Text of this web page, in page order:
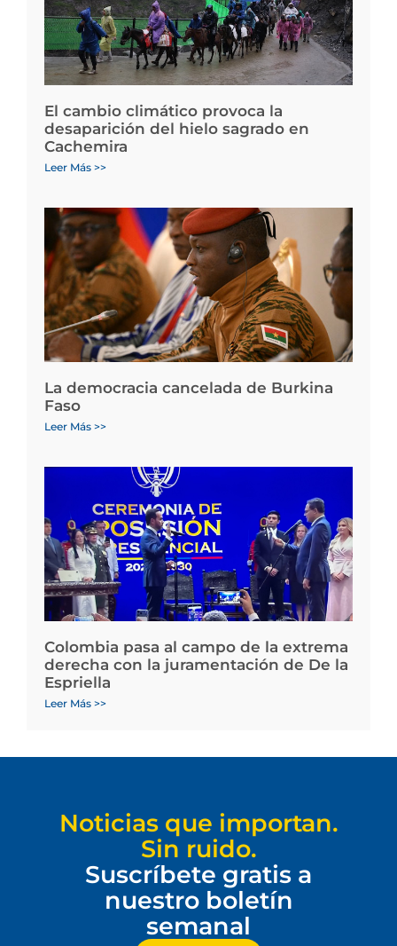
El cambio climático provoca la
desaparición del hielo sagrado en
Cachemira
Leer Más >>
La democracia cancelada de Burkina
Faso
Leer Más >>
Colombia pasa al campo de la extrema
derecha con la juramentación de De la
Espriella
Leer Más >>
Noticias que importan.
Sin ruido.
Suscríbete gratis a
nuestro boletín
semanal